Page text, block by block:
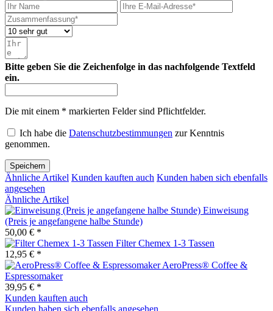
Bitte geben Sie die Zeichenfolge in das nachfolgende Textfeld
ein.
Die mit einem * markierten Felder sind Pflichtfelder.
Ich habe die Datenschutzbestimmungen zur Kenntnis
genommen.
Speichern
Ähnliche Artikel Kunden kauften auch Kunden haben sich ebenfalls
angesehen
Ähnliche Artikel
Einweisung
(Preis je angefangene halbe Stunde)
50,00 € *
Filter Chemex 1-3 Tassen
12,95 € *
AeroPress® Coffee &
Espressomaker
39,95 € *
Kunden kauften auch
Kunden haben sich ebenfalls angesehen